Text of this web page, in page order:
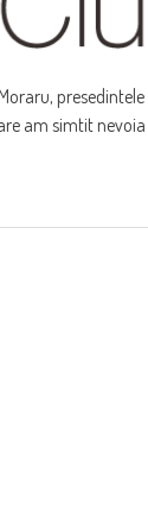
am simtit